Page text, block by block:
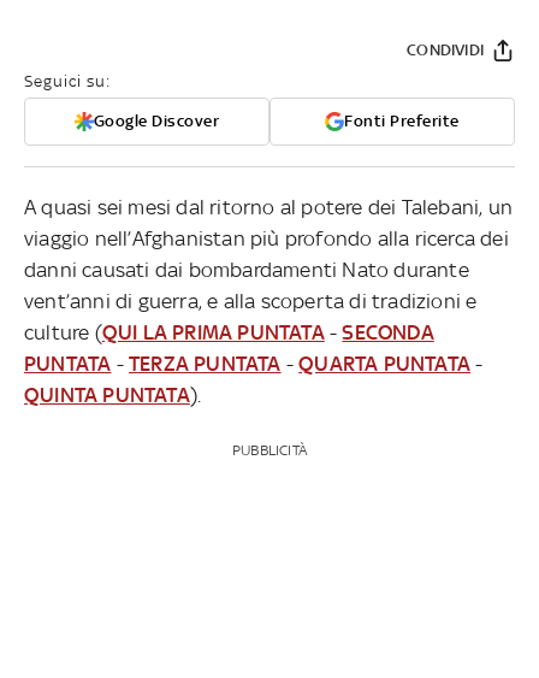
Seguici su:
Google Discover Fonti Preferite
CONDIVIDI
A quasi sei mesi dal ritorno al potere dei Talebani, un
viaggio nell’Afghanistan più profondo alla ricerca dei
danni causati dai bombardamenti Nato durante
vent’anni di guerra, e alla scoperta di tradizioni e
culture (QUI LA PRIMA PUNTATA-SECONDA
PUNTATA -TERZA PUNTATA -QUARTA PUNTATA -
QUINTA PUNTATA).
PUBBLICITÀ